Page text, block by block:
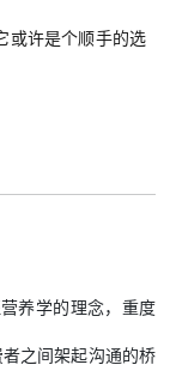
或许是个顺手的选
养学的理念，重度
之间架起沟通的桥